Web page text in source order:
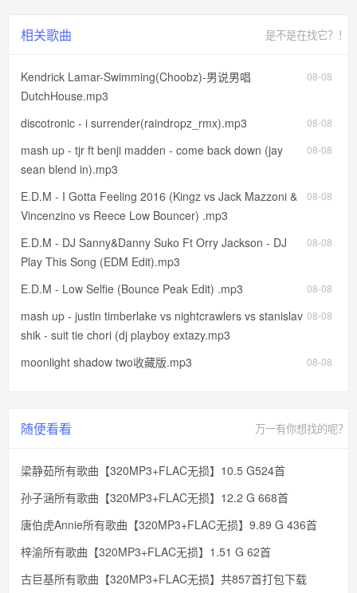
相关歌曲 是不是在找它？！
08-08
Kendrick Lamar-Swimming(Choobz)-男说男唱
DutchHouse.mp3
08-08
discotronic - i surrender(raindropz_rmx).mp3
08-08
mash up - tjr ft benji madden - come back down (jay
sean blend in).mp3
08-08
E.D.M - I Gotta Feeling 2016 (Kingz vs Jack Mazzoni &
Vincenzino vs Reece Low Bouncer) .mp3
08-08
E.D.M - DJ Sanny&Danny Suko Ft Orry Jackson - DJ
Play This Song (EDM Edit).mp3
08-08
E.D.M - Low Selfie (Bounce Peak Edit) .mp3
08-08
mash up - justin timberlake vs nightcrawlers vs stanislav
shik - suit tie chori (dj playboy extazy.mp3
08-08
moonlight shadow two收藏版.mp3
随便看看 万一有你想找的呢？
梁静茹所有歌曲【320MP3+FLAC无损】10.5 G524首
孙子涵所有歌曲【320MP3+FLAC无损】12.2 G 668首
唐伯虎Annie所有歌曲【320MP3+FLAC无损】9.89 G 436首
梓渝所有歌曲【320MP3+FLAC无损】1.51 G 62首
古巨基所有歌曲【320MP3+FLAC无损】共857首打包下载